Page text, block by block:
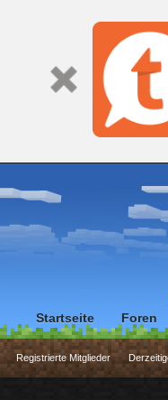
Startseite Foren
Registrierte Mitglieder